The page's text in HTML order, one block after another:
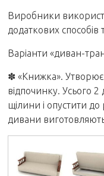
Виробники
додаткових способів
Варіанти «диван-
✽«Книжка». Утворює
відпочинку. Усього 2
щілини і опустити
дивани